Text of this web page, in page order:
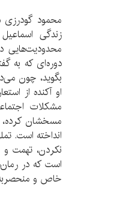
محمود گودرزی
زندگی
محدودیت‌هایی
دوره‌ای که به
بگوید، چون
او آکنده از
مشکلات
مسخشان کرده،
انداخته است.
نکردن، تهمت و
است که در
خاص و